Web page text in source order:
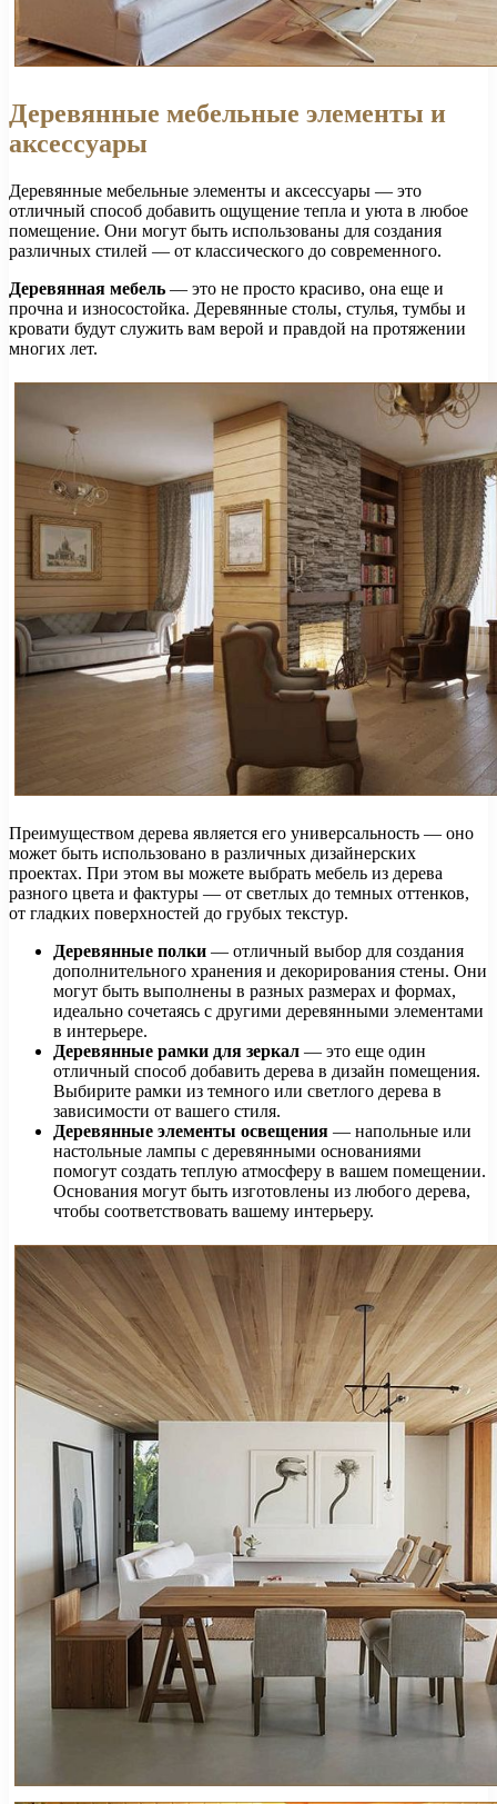
Деревянные мебельные элементы и
аксессуары
Деревянные мебельные элементы и аксессуары — это
отличный способ добавить ощущение тепла и уюта в любое
помещение. Они могут быть использованы для создания
различных стилей — от классического до современного.
Деревянная мебель — это не просто красиво, она еще и
прочна и износостойка. Деревянные столы, стулья, тумбы и
кровати будут служить вам верой и правдой на протяжении
многих лет.
Преимуществом дерева является его универсальность — оно
может быть использовано в различных дизайнерских
проектах. При этом вы можете выбрать мебель из дерева
разного цвета и фактуры — от светлых до темных оттенков,
от гладких поверхностей до грубых текстур.
Деревянные полки — отличный выбор для создания
дополнительного хранения и декорирования стены. Они
могут быть выполнены в разных размерах и формах,
идеально сочетаясь с другими деревянными элементами
в интерьере.
Деревянные рамки для зеркал — это еще один
отличный способ добавить дерева в дизайн помещения.
Выбирите рамки из темного или светлого дерева в
зависимости от вашего стиля.
Деревянные элементы освещения — напольные или
настольные лампы с деревянными основаниями
помогут создать теплую атмосферу в вашем помещении.
Основания могут быть изготовлены из любого дерева,
чтобы соответствовать вашему интерьеру.